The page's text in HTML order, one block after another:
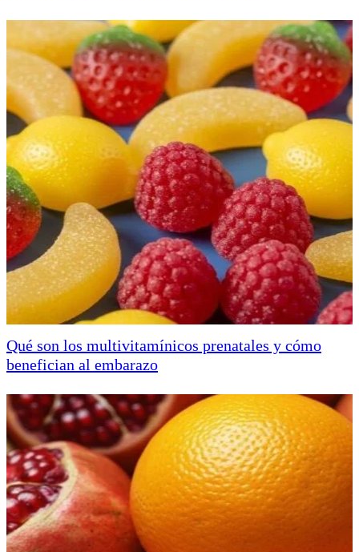
Qué son los multivitamínicos prenatales y cómo
benefician al embarazo